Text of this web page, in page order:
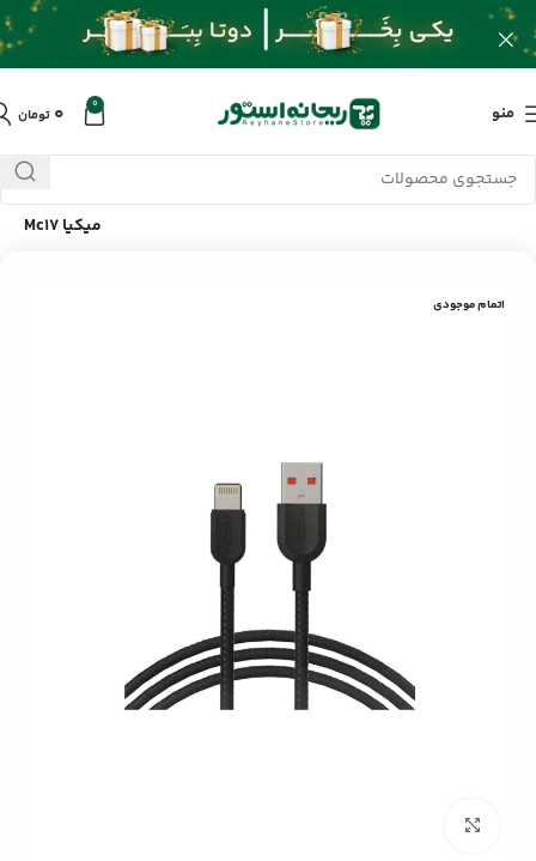
منو 0 ۰ تومان
خانه/محصولات/لوازم جانبی موبایل/
کابل تبدیل USB به Lightning
میکیا Mc17
اتمام موجودی